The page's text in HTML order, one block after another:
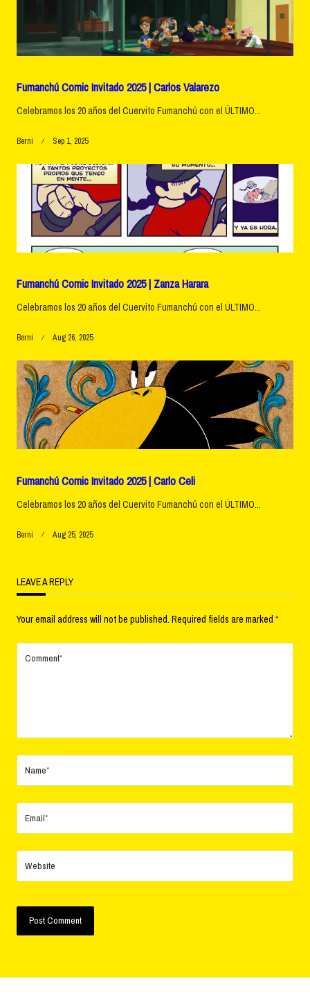
Fumanchú Comic Invitado 2025 | Carlos Valarezo
Celebramos los 20 años del Cuervito Fumanchú con el ÚLTIMO...
Berni Sep 1, 2025
Fumanchú Comic Invitado 2025 | Zanza Harara
Celebramos los 20 años del Cuervito Fumanchú con el ÚLTIMO...
Berni Aug 26, 2025
Fumanchú Comic Invitado 2025 | Carlo Celi
Celebramos los 20 años del Cuervito Fumanchú con el ÚLTIMO...
Berni Aug 25, 2025
LEAVE A REPLY
Your email address will not be published. Required fields are marked *
Comment*
Name*
Email*
Website